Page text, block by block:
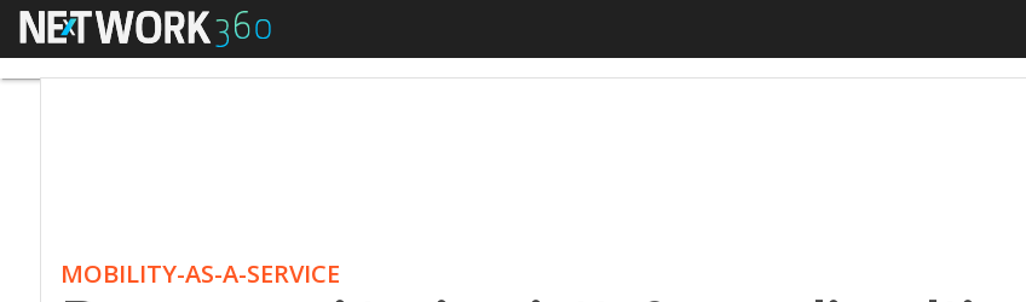
Menu
MOBILITY-AS-A-SERVICE